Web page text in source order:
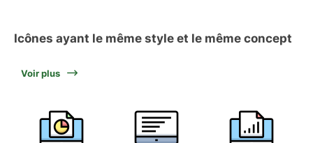
Icônes ayant le même style et le même concept
Voir plus